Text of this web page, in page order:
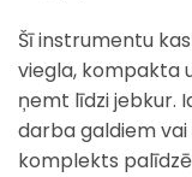
Šī instrumentu
viegla, kompakta
ņemt līdzi jebkur.
darba galdiem
komplekts